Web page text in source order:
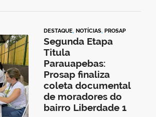
DESTAQUE, NOTÍCIAS, PROSAP
Segunda Etapa
Titula
Parauapebas:
Prosap finaliza
coleta documental
de moradores do
bairro Liberdade 1